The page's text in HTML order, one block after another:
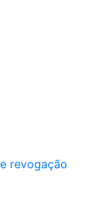
revogação